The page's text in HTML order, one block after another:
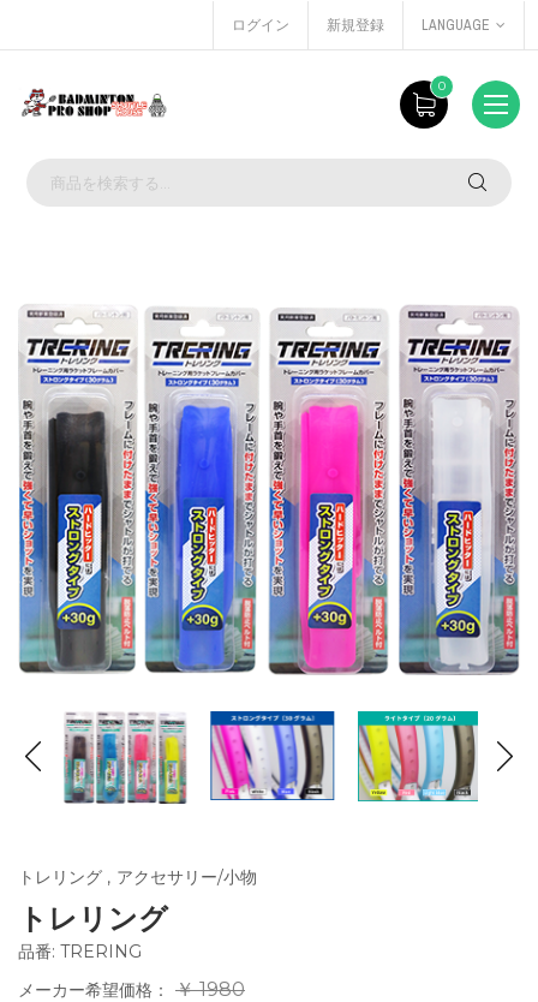
ログイン 新規登録 LANGUAGE
0
トレリング , アクセサリー/小物
トレリング
品番: TRERING
メーカー希望価格：
￥ 1980